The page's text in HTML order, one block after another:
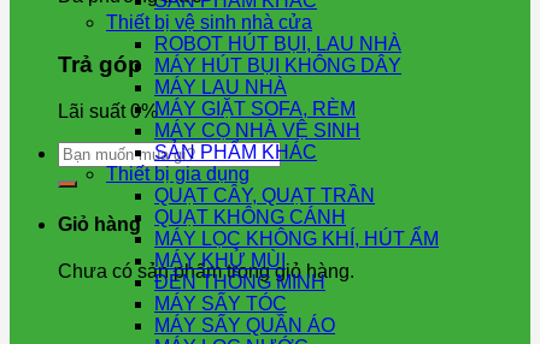
Trả góp
Lãi suất 0%
Tìm
kiếm:
Giỏ hàng
Chưa có sản phẩm trong giỏ hàng.
Thiết bị vệ sinh nhà cửa
ROBOT HÚT BỤI, LAU NHÀ
MÁY HÚT BỤI KHÔNG DÂY
MÁY LAU NHÀ
MÁY GIẶT SOFA, RÈM
MÁY CỌ NHÀ VỆ SINH
SẢN PHẨM KHÁC
Thiết bị gia dụng
QUẠT CÂY, QUẠT TRẦN
QUẠT KHÔNG CÁNH
MÁY LỌC KHÔNG KHÍ, HÚT ẨM
MÁY KHỬ MÙI
ĐÈN THÔNG MINH
MÁY SẤY TÓC
MÁY SẤY QUẦN ÁO